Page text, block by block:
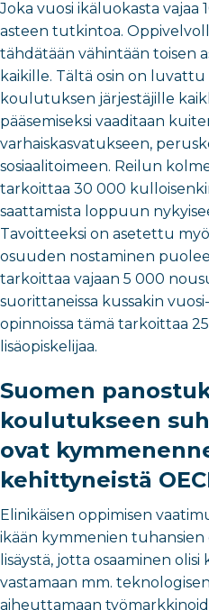
Joka vuosi ikäluokasta vajaa
asteen tutkintoa.
tähdätään vähintään toisen
kaikille. Tältä osin on
koulutuksen järjestäjille
pääsemiseksi vaaditaan
varhaiskasvatukseen,
sosiaalitoimeen. Reilun
tarkoittaa 30 000
saattamista loppuun
Tavoitteeksi on asetettu
osuuden nostaminen
tarkoittaa vajaan 5 000
suorittaneissa kussakin
opinnoissa tämä tarkoittaa
lisäopiskelijaa.
Suomen
koulutukseen
ovat
kehittyneistä
Elinikäisen oppimisen
ikään kymmenien
lisäystä, jotta osaaminen
vastamaan mm.
aiheuttamaan